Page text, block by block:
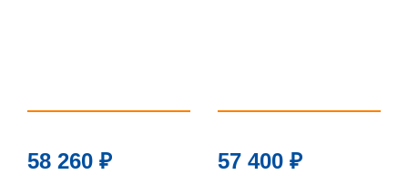
58 260 ₽ 57 400 ₽